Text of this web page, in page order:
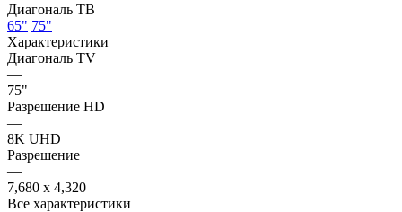
Диагональ ТВ
65" 75"
Характеристики
Диагональ TV
—
75"
Разрешение HD
—
8K UHD
Разрешение
—
7,680 x 4,320
Все характеристики